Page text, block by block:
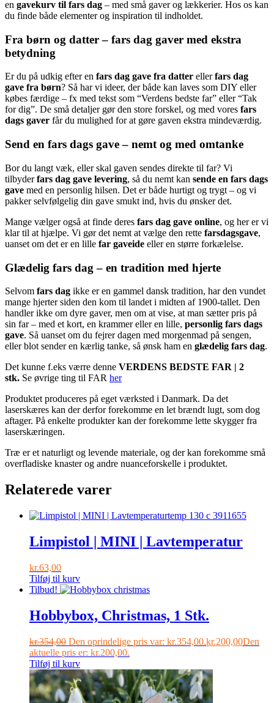
en gavekurv til fars dag – med små gaver og lækkerier. Hos os kan
du finde både elementer og inspiration til indholdet.
Fra børn og datter – fars dag gaver med ekstra
betydning
Er du på udkig efter en fars dag gave fra datter ellerfars dag
gave fra børn? Så har vi ideer, der både kan laves som DIY eller
købes færdige – fx med tekst som “Verdens bedste far” eller “Tak
for dig”. De små detaljer gør den store forskel, og med vores fars
dags gaver får du mulighed for at gøre gaven ekstra mindeværdig.
Send en fars dags gave – nemt og med omtanke
Bor du langt væk, eller skal gaven sendes direkte til far? Vi
tilbyderfars dag gave levering, så du nemt kan sende en fars dags
gave med en personlig hilsen. Det er både hurtigt og trygt – og vi
pakker selvfølgelig din gave smukt ind, hvis du ønsker det.
Mange vælger også at finde deres fars dag gave online, og her er vi
klar til at hjælpe. Vi gør det nemt at vælge den rette farsdagsgave,
uanset om det er en lille far gaveide eller en større forkælelse.
Glædelig fars dag – en tradition med hjerte
Selvom fars dag ikke er en gammel dansk tradition, har den vundet
mange hjerter siden den kom til landet i midten af 1900-tallet. Den
handler ikke om dyre gaver, men om at vise, at man sætter pris på
sin far – med et kort, en krammer eller en lille, personlig fars dags
gave. Så uanset om du fejrer dagen med morgenmad på sengen,
eller blot sender en kærlig tanke, så ønsk ham en glædelig fars dag.
Det kunne f.eks værre denne VERDENS BEDSTE FAR | 2
stk. Se øvrige ting til FAR her
Produktet produceres på eget værksted i Danmark. Da det
laserskæres kan der derfor forekomme en let brændt lugt, som dog
aftager. På enkelte produkter kan der forekomme lette skygger fra
laserskæringen.
Træ er et naturligt og levende materiale, og der kan forekomme små
overfladiske knaster og andre nuanceforskelle i produktet.
Relaterede varer
Limpistol | MINI | Lavtemperatur
kr.63,00
Tilføj til kurv
Tilbud!
Hobbybox, Christmas, 1 Stk.
kr.354,00 Den oprindelige pris var: kr.354,00.kr.200,00Den
aktuelle pris er: kr.200,00.
Tilføj til kurv